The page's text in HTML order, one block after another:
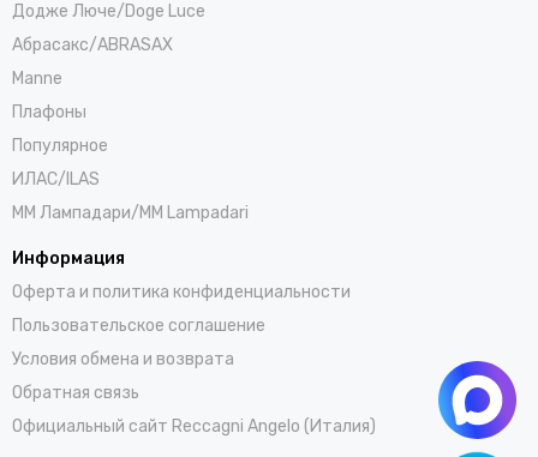
Додже Люче/Doge Luce
Абрасакс/ABRASAX
Manne
Плафоны
Популярное
ИЛАС/ILAS
ММ Лампадари/MM Lampadari
Информация
Оферта и политика конфиденциальности
Пользовательское соглашение
Условия обмена и возврата
Обратная связь
Официальный сайт Reccagni Angelo (Италия)